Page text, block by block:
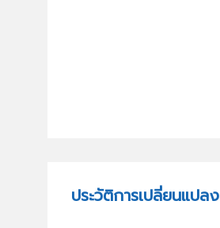
ประวัติการเปลี่ยนแปลง